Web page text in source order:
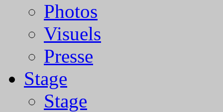
Photos
Visuels
Presse
Stage
Stage